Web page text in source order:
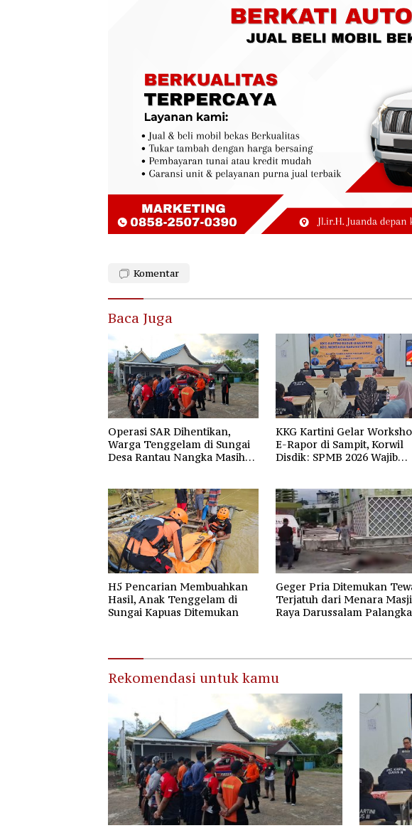
Komentar
Baca Juga
Operasi SAR Dihentikan,
Warga Tenggelam di Sungai
Desa Rantau Nangka Masih
KKG Kartini Gelar
E-Rapor di Sampit, Korwil
Disdik: SPMB 2026 Wajib
H5 Pencarian Membuahkan
Hasil, Anak Tenggelam di
Sungai Kapuas Ditemukan
Geger Pria Ditemukan
Terjatuh dari Menara
Raya Darussalam Palangka
Rekomendasi untuk kamu